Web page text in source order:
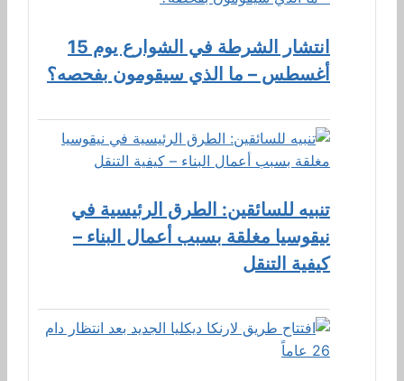
انتشار الشرطة في الشوارع يوم 15
أغسطس – ما الذي سيقومون بفحصه؟
تنبيه للسائقين: الطرق الرئيسية في
نيقوسيا مغلقة بسبب أعمال البناء –
كيفية التنقل